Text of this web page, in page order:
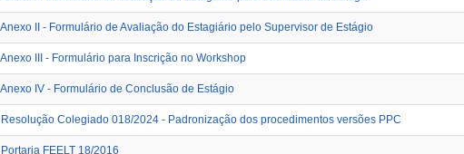
Anexo II - Formulário de Avaliação do Estagiário pelo Supervisor de Estágio
Anexo III - Formulário para Inscrição no Workshop
Anexo IV - Formulário de Conclusão de Estágio
Resolução Colegiado 018/2024 - Padronização dos procedimentos versões PPC
Portaria FEELT 18/2016